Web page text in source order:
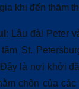
khi đến thăm
: Lâu đài Peter
St.
là nơi khởi
chôn của